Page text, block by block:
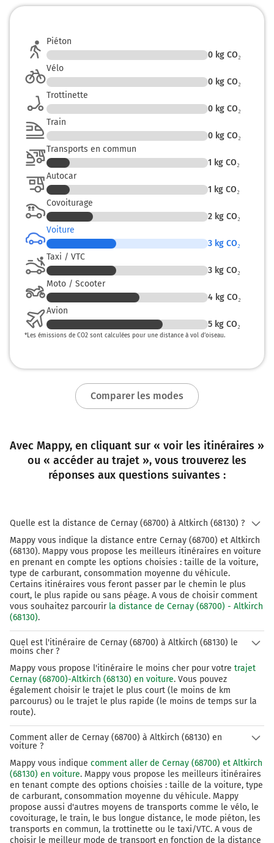
Piéton
0 kg CO₂
Vélo
0 kg CO₂
Trottinette
0 kg CO₂
Train
0 kg CO₂
Transports en commun
1 kg CO₂
Autocar
1 kg CO₂
Covoiturage
2 kg CO₂
Voiture
3 kg CO₂
Taxi / VTC
3 kg CO₂
Moto / Scooter
4 kg CO₂
Avion
5 kg CO₂
*Les émissions de CO2 sont calculées pour une distance à vol d’oiseau.
Comparer les modes
Avec Mappy, en cliquant sur « voir les itinéraires »
ou « accéder au trajet », vous trouverez les
réponses aux questions suivantes :
Quelle est la distance de Cernay (68700) à Altkirch (68130) ?
Mappy vous indique la distance entre Cernay (68700) et Altkirch
(68130). Mappy vous propose les meilleurs itinéraires en voiture
en prenant en compte les options choisies : taille de la voiture,
type de carburant, consommation moyenne du véhicule.
Certains itinéraires vous feront passer par le chemin le plus
court, le plus rapide ou sans péage. A vous de choisir comment
vous souhaitez parcourir la distance de Cernay (68700) - Altkirch
(68130).
Quel est l'itinéraire de Cernay (68700) à Altkirch (68130) le
moins cher ?
Mappy vous propose l'itinéraire le moins cher pour votre trajet
Cernay (68700)-Altkirch (68130) en voiture. Vous pouvez
également choisir le trajet le plus court (le moins de km
parcourus) ou le trajet le plus rapide (le moins de temps sur la
route).
Comment aller de Cernay (68700) à Altkirch (68130) en
voiture ?
Mappy vous indique comment aller de Cernay (68700) et Altkirch
(68130) en voiture. Mappy vous propose les meilleurs itinéraires
en tenant compte des options choisies : taille de la voiture, type
de carburant, consommation moyenne du véhicule. Mappy
propose aussi d'autres moyens de transports comme le vélo, le
covoiturage, le train, le bus longue distance, le mode piéton, les
transports en commun, la trottinette ou le taxi/VTC. A vous de
choisir le meilleur mode de transport en fonction de la distance